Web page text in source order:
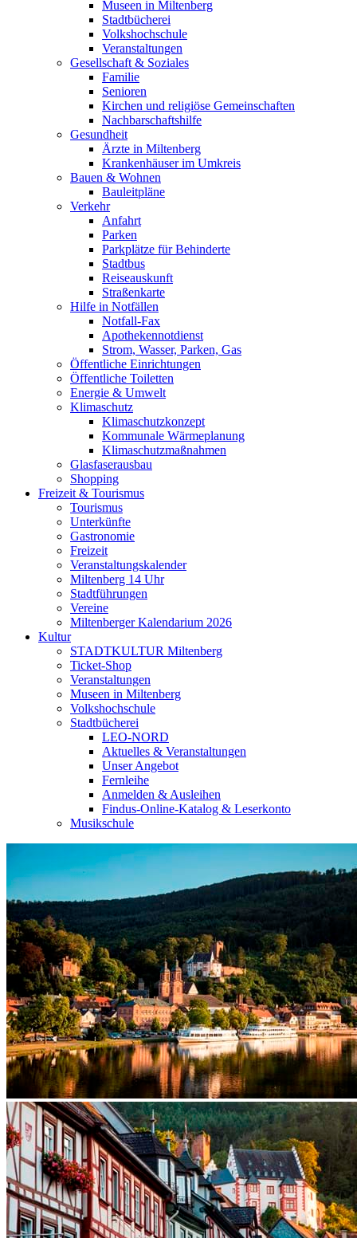
Museen in Miltenberg
Stadtbücherei
Volkshochschule
Veranstaltungen
Gesellschaft & Soziales
Familie
Senioren
Kirchen und religiöse Gemeinschaften
Nachbarschaftshilfe
Gesundheit
Ärzte in Miltenberg
Krankenhäuser im Umkreis
Bauen & Wohnen
Bauleitpläne
Verkehr
Anfahrt
Parken
Parkplätze für Behinderte
Stadtbus
Reiseauskunft
Straßenkarte
Hilfe in Notfällen
Notfall-Fax
Apothekennotdienst
Strom, Wasser, Parken, Gas
Öffentliche Einrichtungen
Öffentliche Toiletten
Energie & Umwelt
Klimaschutz
Klimaschutzkonzept
Kommunale Wärmeplanung
Klimaschutzmaßnahmen
Glasfaserausbau
Shopping
Freizeit & Tourismus
Tourismus
Unterkünfte
Gastronomie
Freizeit
Veranstaltungskalender
Miltenberg 14 Uhr
Stadtführungen
Vereine
Miltenberger Kalendarium 2026
Kultur
STADTKULTUR Miltenberg
Ticket-Shop
Veranstaltungen
Museen in Miltenberg
Volkshochschule
Stadtbücherei
LEO-NORD
Aktuelles & Veranstaltungen
Unser Angebot
Fernleihe
Anmelden & Ausleihen
Findus-Online-Katalog & Leserkonto
Musikschule